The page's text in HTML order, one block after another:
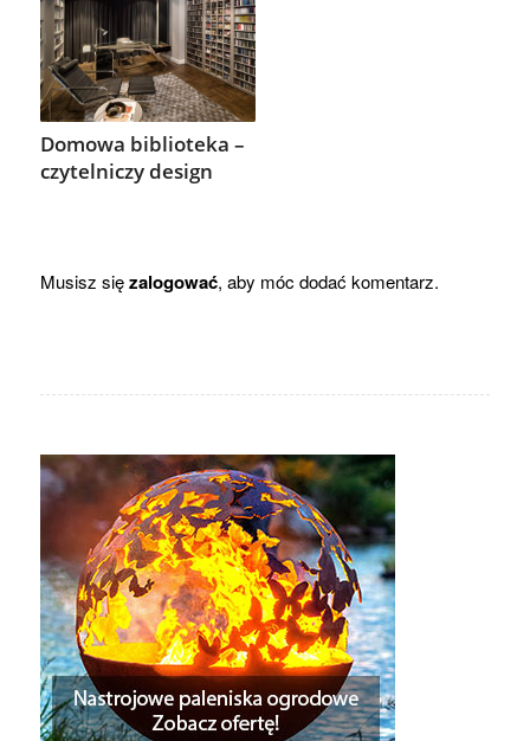
Domowa biblioteka –
czytelniczy design
Musisz sięzalogować, aby móc dodać komentarz.